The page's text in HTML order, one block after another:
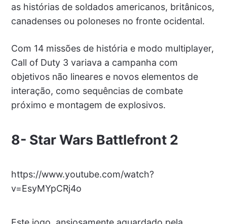
as histórias de soldados americanos, britânicos,
canadenses ou poloneses no fronte ocidental.
Com 14 missões de história e modo multiplayer,
Call of Duty 3 variava a campanha com
objetivos não lineares e novos elementos de
interação, como sequências de combate
próximo e montagem de explosivos.
8- Star Wars Battlefront 2
https://www.youtube.com/watch?
v=EsyMYpCRj4o